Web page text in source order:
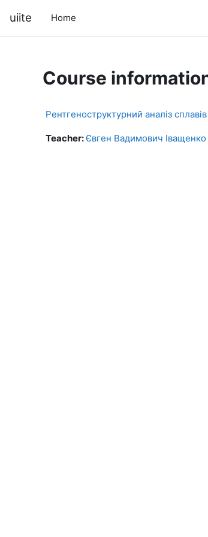
uiite Home
Course
Рентгеноструктурний аналіз
Teacher:Євген Вадимович Іващенко